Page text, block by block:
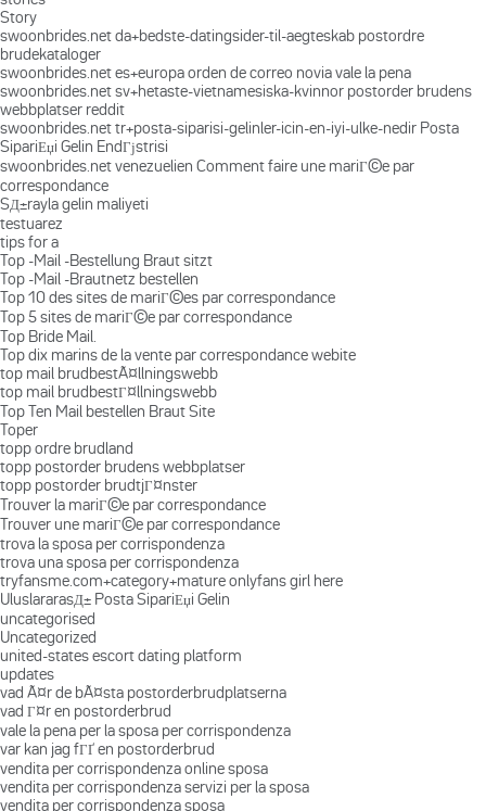
Story
swoonbrides.net da+bedste-datingsider-til-aegteskab postordre
brudekataloger
swoonbrides.net es+europa orden de correo novia vale la pena
swoonbrides.net sv+hetaste-vietnamesiska-kvinnor postorder brudens
webbplatser reddit
swoonbrides.net tr+posta-siparisi-gelinler-icin-en-iyi-ulke-nedir Posta
SipariЕџi Gelin EndГјstrisi
swoonbrides.net venezuelien Comment faire une mariГ©e par
correspondance
SД±rayla gelin maliyeti
testuarez
tips for a
Top -Mail -Bestellung Braut sitzt
Top -Mail -Brautnetz bestellen
Top 10 des sites de mariГ©es par correspondance
Top 5 sites de mariГ©e par correspondance
Top Bride Mail.
Top dix marins de la vente par correspondance webite
top mail brudbestÃ¤llningswebb
top mail brudbestГ¤llningswebb
Top Ten Mail bestellen Braut Site
Toper
topp ordre brudland
topp postorder brudens webbplatser
topp postorder brudtjГ¤nster
Trouver la mariГ©e par correspondance
Trouver une mariГ©e par correspondance
trova la sposa per corrispondenza
trova una sposa per corrispondenza
tryfansme.com+category+mature onlyfans girl here
UluslararasД± Posta SipariЕџi Gelin
uncategorised
Uncategorized
united-states escort dating platform
updates
vad Ã¤r de bÃ¤sta postorderbrudplatserna
vad Г¤r en postorderbrud
vale la pena per la sposa per corrispondenza
var kan jag fГҐ en postorderbrud
vendita per corrispondenza online sposa
vendita per corrispondenza servizi per la sposa
vendita per corrispondenza sposa